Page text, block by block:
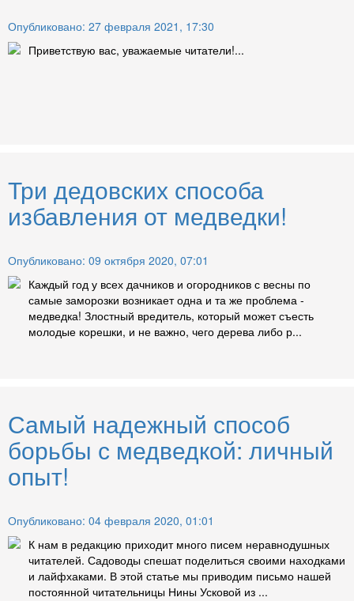
Опубликовано: 27 февраля 2021, 17:30
Приветствую вас, уважаемые читатели!...
Три дедовских способа
избавления от медведки!
Опубликовано: 09 октября 2020, 07:01
Каждый год у всех дачников и огородников с весны по
самые заморозки возникает одна и та же проблема -
медведка! Злостный вредитель, который может съесть
молодые корешки, и не важно, чего дерева либо р...
Самый надежный способ
борьбы с медведкой: личный
опыт!
Опубликовано: 04 февраля 2020, 01:01
К нам в редакцию приходит много писем неравнодушных
читателей. Садоводы спешат поделиться своими находками
и лайфхаками. В этой статье мы приводим письмо нашей
постоянной читательницы Нины Усковой из ...